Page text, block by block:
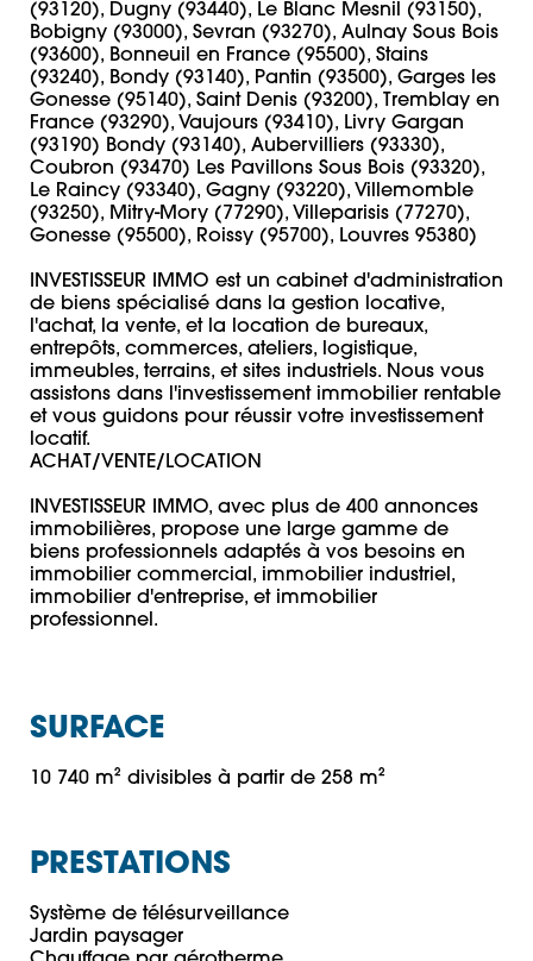
(93120), Dugny (93440), Le Blanc Mesnil (93150),
Bobigny (93000), Sevran (93270), Aulnay Sous Bois
(93600), Bonneuil en France (95500), Stains
(93240), Bondy (93140), Pantin (93500), Garges les
Gonesse (95140), Saint Denis (93200), Tremblay en
France (93290), Vaujours (93410), Livry Gargan
(93190) Bondy (93140), Aubervilliers (93330),
Coubron (93470) Les Pavillons Sous Bois (93320),
Le Raincy (93340), Gagny (93220), Villemomble
(93250), Mitry-Mory (77290), Villeparisis (77270),
Gonesse (95500), Roissy (95700), Louvres 95380)
INVESTISSEUR IMMO est un cabinet d'administration
de biens spécialisé dans la gestion locative,
l'achat, la vente, et la location de bureaux,
entrepôts, commerces, ateliers, logistique,
immeubles, terrains, et sites industriels. Nous vous
assistons dans l'investissement immobilier rentable
et vous guidons pour réussir votre investissement
locatif.
ACHAT/VENTE/LOCATION
INVESTISSEUR IMMO, avec plus de 400 annonces
immobilières, propose une large gamme de
biens professionnels adaptés à vos besoins en
immobilier commercial, immobilier industriel,
immobilier d'entreprise, et immobilier
professionnel.
SURFACE
10 740 m² divisibles à partir de 258 m²
PRESTATIONS
Système de télésurveillance
Jardin paysager